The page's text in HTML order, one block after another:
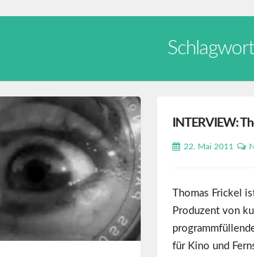
INTERVIEW:
22. Mai 2011
Thomas Frickel
Produzent von
für Kino und